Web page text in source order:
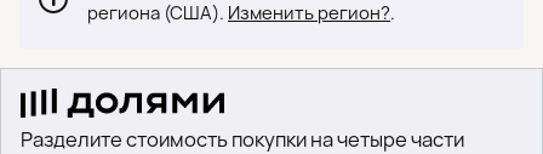
региона (США). Изменить регион?.
Разделите стоимость покупки на четыре части